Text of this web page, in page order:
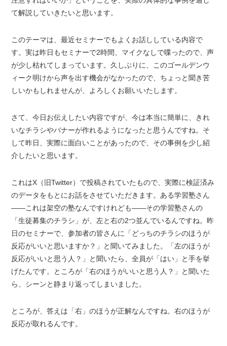
て解説していきたいと思います。
このテーマは、最近セミナーでもよくお話ししている内容で
す。実は昨日もセミナーで2時間、マイクなしで喋ったので、声
が少し枯れてしまっています。久しぶりに、このゴールデンウ
ィーク明けから声を出す機会がなかったので、ちょっと聞き苦
しいかもしれませんが、よろしくお願いいたします。
さて、今日お伝えしたい内容ですが、今は本当に簡単に、きれ
いなチラシやバナーが作れるようになったと思うんですね。そ
して昨日、実際に面白いことがあったので、その事例を少し紹
介したいと思います。
これはX（旧Twitter）で投稿されていたもので、実際に検証済み
のデータをもとにお話をさせていただきます。ある学習塾さん
——これは架空の塾なんですけれども——その学習塾さんの
「生徒募集のチラシ」が、左と右の2つ並んでいるんですね。昨
日のセミナーで、参加者の皆さんに「どっちのチラシのほうが
反応がいいと思いますか？」と聞いてみました。「左のほうが
反応がいいと思う人？」と聞いたら、全員が「はい」と手を挙
げたんです。ところが「右のほうがいいと思う人？」と聞いた
ら、シーンと静まり返ってしまいました。
ところが、答えは「右」のほうが正解なんですね。右のほうが
反応が取れるんです。